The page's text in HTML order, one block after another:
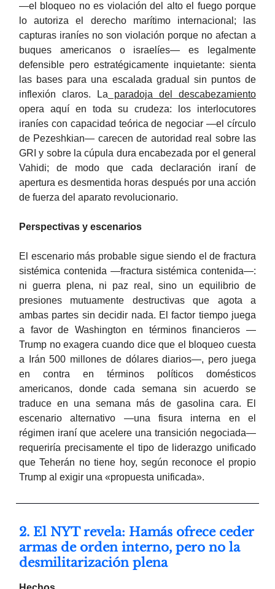
—el bloqueo no es violación del alto el fuego porque
lo autoriza el derecho marítimo internacional; las
capturas iraníes no son violación porque no afectan a
buques americanos o israelíes— es legalmente
defensible pero estratégicamente inquietante: sienta
las bases para una escalada gradual sin puntos de
inflexión claros. La paradoja del descabezamiento
opera aquí en toda su crudeza: los interlocutores
iraníes con capacidad teórica de negociar —el círculo
de Pezeshkian— carecen de autoridad real sobre las
GRI y sobre la cúpula dura encabezada por el general
Vahidi; de modo que cada declaración iraní de
apertura es desmentida horas después por una acción
de fuerza del aparato revolucionario.
Perspectivas y escenarios
El escenario más probable sigue siendo el de fractura
sistémica contenida —fractura sistémica contenida—:
ni guerra plena, ni paz real, sino un equilibrio de
presiones mutuamente destructivas que agota a
ambas partes sin decidir nada. El factor tiempo juega
a favor de Washington en términos financieros —
Trump no exagera cuando dice que el bloqueo cuesta
a Irán 500 millones de dólares diarios—, pero juega
en contra en términos políticos domésticos
americanos, donde cada semana sin acuerdo se
traduce en una semana más de gasolina cara. El
escenario alternativo —una fisura interna en el
régimen iraní que acelere una transición negociada—
requeriría precisamente el tipo de liderazgo unificado
que Teherán no tiene hoy, según reconoce el propio
Trump al exigir una «propuesta unificada».
2. El NYT revela: Hamás ofrece ceder
armas de orden interno, pero no la
desmilitarización plena